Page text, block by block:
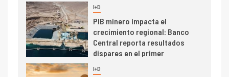
3 I+D
PIB minero impacta el
crecimiento regional: Banco
Central reporta resultados
dispares en el primer
4 I+D